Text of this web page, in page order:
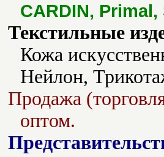
CARDIN,
Текстильные
Кожа
Нейлон,
Продажа
оптом.